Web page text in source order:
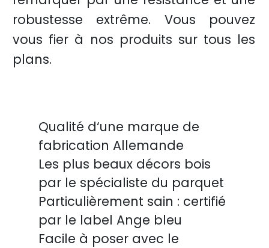
robustesse extrême. Vous pouvez
vous fier à nos produits sur tous les
plans.
Qualité d‘une marque de
fabrication Allemande
Les plus beaux décors bois
par le spécialiste du parquet
Particulièrement sain : certifié
par le label Ange bleu
Facile à poser avec le